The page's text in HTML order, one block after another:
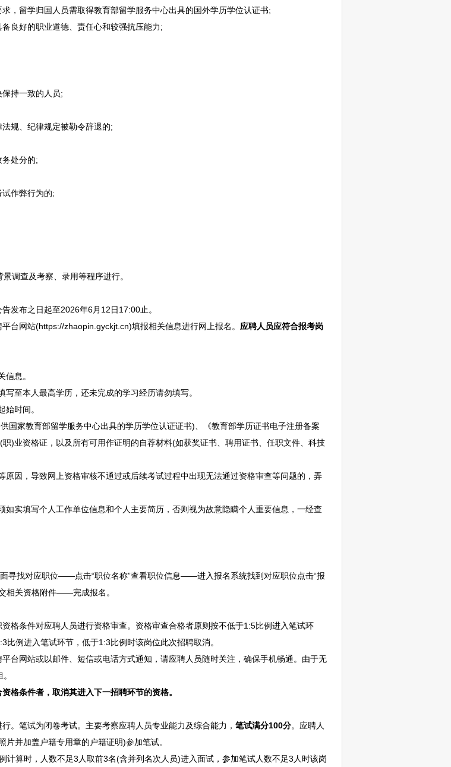
，留学归国人员需取得教育部留学服务中心出具的国外学历学位认证书;
良好的职业道德、责任心和较强抗压能力;
持一致的人员;
规、纪律规定被勒令辞退的;
处分的;
作弊行为的;
调查及考察、录用等程序进行。
布之日起至2026年6月12日17:00止。
平台网站(https://zhaopin.gyckjt.cn)填报相关信息进行网上报名。 应聘人员应符合报考岗
信息。
至本人最高学历，还未完成的学习经历请勿填写。
时间。
家教育部留学服务中心出具的学历学位认证证书)、《教育部学历证书电子注册备案
)业资格证，以及所有可用作证明的自荐材料(如获奖证书、聘用证书、任职文件、科技
因，导致网上资格审核不通过或后续考试过程中出现无法通过资格审查等问题的，弄
填写个人工作单位信息和个人主要简历，否则视为故意隐瞒个人重要信息，一经查
面寻找对应职位——点击“职位名称”查看职位信息——进入报名系统找到对应职位点击“报
相关资格附件——完成报名。
条件对应聘人员进行资格审查。资格审查合格者原则按不低于1:5比例进入笔试环
比例进入笔试环节，低于1:3比例时该岗位此次招聘取消。
平台网站或以邮件、短信或电话方式通知，请应聘人员随时关注，确保手机畅通。由于无
格条件者，取消其进入下一招聘环节的资格。
笔试为闭卷考试。主要考察应聘人员专业能力及综合能力， 笔试满分100分。应聘人
并加盖户籍专用章的户籍证明)参加笔试。
算时，人数不足3人取前3名(含并列名次人员)进入面试，参加笔试人数不足3人时该岗